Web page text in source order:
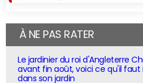
À NE PAS RATER
Le jardinier du roi d'Angleterre
avant fin août, voici ce qu'il
dans son jardin